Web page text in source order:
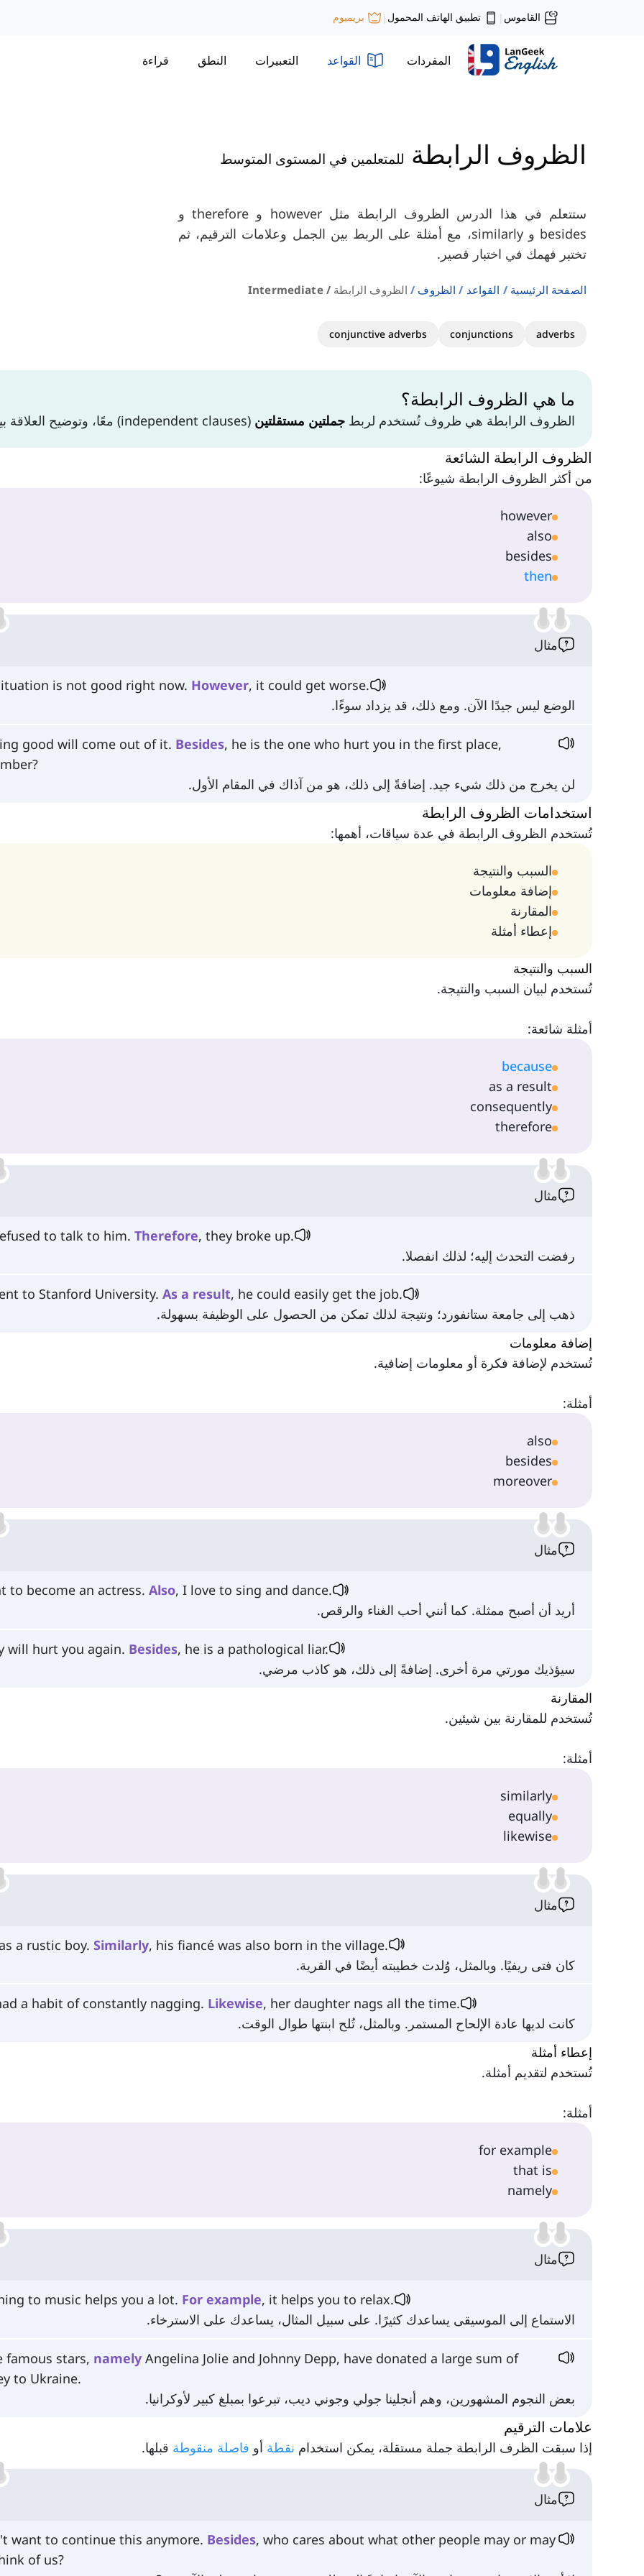
القاموس | تطبيق الهاتف المحمول | بريميوم
المفردات القواعد التعبيرات النطق قراءة
الظروف الرابطة للمتعلمين في المستوى المتوسط
ستتعلم في هذا الدرس الظروف الرابطة مثل however و therefore و
besides و similarly، مع أمثلة على الربط بين الجمل وعلامات الترقيم، ثم
تختبر فهمك في اختبار قصير.
الصفحة الرئيسية القواعد الظروف الظروف الرابطة / Intermediate
adverbs
conjunctions
conjunctive adverbs
ما هي الظروف الرابطة؟
الظروف الرابطة هي ظروف تُستخدم لربط جملتين مستقلتين (independent clauses) معًا، وتوضيح العلاقة بينهما.
الظروف الرابطة الشائعة
من أكثر الظروف الرابطة شيوعًا:
however
also
besides
then
مثال
is not good right now. However, it could get worse.
الوضع ليس جيدًا الآن. ومع ذلك، قد يزداد سوءًا.
good will come out of it. Besides, he is the one who hurt you in the first place,
لن يخرج من ذلك شيء جيد. إضافةً إلى ذلك، هو من آذاك في المقام الأول.
استخدامات الظروف الرابطة
تُستخدم الظروف الرابطة في عدة سياقات، أهمها:
السبب والنتيجة
إضافة معلومات
المقارنة
إعطاء أمثلة
السبب والنتيجة
تُستخدم لبيان السبب والنتيجة.
أمثلة شائعة:
because
as a result
consequently
therefore
مثال
to talk to him.Therefore, they broke up.
رفضت التحدث إليه؛ لذلك انفصلا.
to Stanford University.As a result, he could easily get the job.
ذهب إلى جامعة ستانفورد؛ ونتيجة لذلك تمكن من الحصول على الوظيفة بسهولة.
إضافة معلومات
تُستخدم لإضافة فكرة أو معلومات إضافية.
أمثلة:
also
besides
moreover
مثال
to become an actress.Also, I love to sing and dance.
أريد أن أصبح ممثلة. كما أنني أحب الغناء والرقص.
will hurt you again. Besides, he is a pathological liar.
سيؤذيك مورتي مرة أخرى. إضافةً إلى ذلك، هو كاذب مرضي.
المقارنة
تُستخدم للمقارنة بين شيئين.
أمثلة:
similarly
equally
likewise
مثال
a rustic boy.Similarly, his fiancé was also born in the village.
كان فتى ريفيًا. وبالمثل، وُلدت خطيبته أيضًا في القرية.
a habit of constantly nagging. Likewise, her daughter nags all the time.
كانت لديها عادة الإلحاح المستمر. وبالمثل، تُلح ابنتها طوال الوقت.
إعطاء أمثلة
تُستخدم لتقديم أمثلة.
أمثلة:
for example
that is
namely
مثال
to music helps you a lot. For example, it helps you to relax.
الاستماع إلى الموسيقى يساعدك كثيرًا. على سبيل المثال، يساعدك على الاسترخاء.
famous stars, namely Angelina Jolie and Johnny Depp, have donated a large sum of
to Ukraine.
بعض النجوم المشهورين، وهم أنجلينا جولي وجوني ديب، تبرعوا بمبلغ كبير لأوكرانيا.
علامات الترقيم
إذا سبقت الظرف الرابطة جملة مستقلة، يمكن استخدام نقطة أو فاصلة منقوطة قبلها.
مثال
want to continue this anymore. Besides, who cares about what other people may or may
of us?